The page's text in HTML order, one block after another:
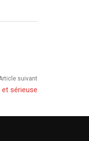
suivant
sérieuse